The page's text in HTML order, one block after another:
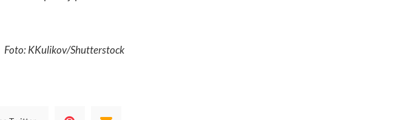
Foto: KKulikov/Shutterstock